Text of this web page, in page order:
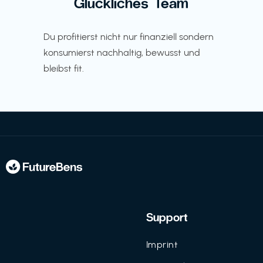
Du profitierst nicht nur finanziell sondern
konsumierst nachhaltig, bewusst und
bleibst fit.
Support
Imprint